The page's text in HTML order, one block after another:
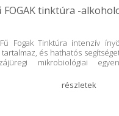
FOGAK tinktúra -
Fogak Tinktúra intenzív
tartalmaz, és hathatós
mikrobiológiai
gyógynövény tinktúra
purpurea, orvosi zsálya,